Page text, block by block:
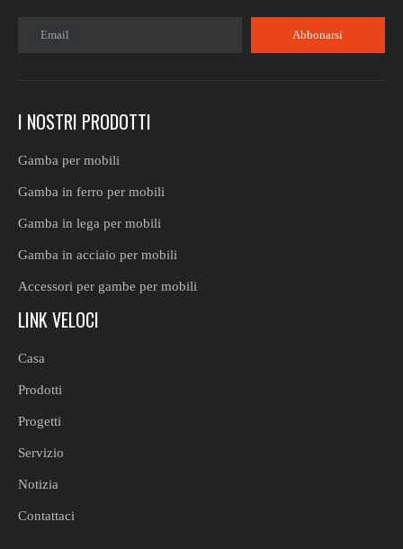
Email Abbonarsi
I NOSTRI PRODOTTI
Gamba per mobili
Gamba in ferro per mobili
Gamba in lega per mobili
Gamba in acciaio per mobili
Accessori per gambe per mobili
LINK VELOCI
Casa
Prodotti
Progetti
Servizio
Notizia
Contattaci